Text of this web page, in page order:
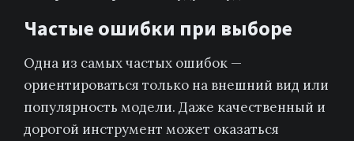
Частые ошибки при выборе
Одна из самых частых ошибок —
ориентироваться только на внешний вид или
популярность модели. Даже качественный и
дорогой инструмент может оказаться